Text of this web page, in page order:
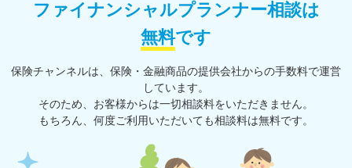
ファイナンシャルプランナー相談は
無料です
保険チャンネルは、保険・⾦融商品の提供会社からの⼿数料で運営
しています。
そのため、お客様からは一切相談料をいただきません。
もちろん、何度ご利⽤いただいても相談料は無料です。